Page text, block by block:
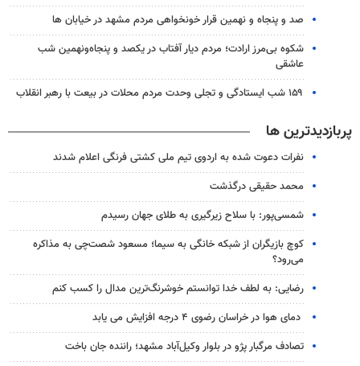
صد و پنجاه و نهمین قرار خونخواهی مردم مشهد در خیابان ها
شکوه بی‌مرز ارادت؛ مردم دیار آفتاب در یکصد و پنجاه‌ونهمین شب
عاشقی
۱۵۹ شب ایستادگی و تجلی وحدت مردم محلات در بیعت با رهبر انقلاب
پربازدیدترین ها
نفرات دعوت شده به اردوی تیم ملی کشتی فرنگی اعلام شدند
محمد حقیقی درگذشت
شمسی‌پور: با سلاح زیرگیری به طلای جهان رسیدم
کوچ بازیگران از شبکه خانگی به سیما؛ مسعود شصت‌چی به مذاکره
می‌رود؟
رضایی: به لطف خدا توانستم خوشرنگ‌ترین مدال را کسب کنم
دمای هوا در خراسان رضوی ۴ درجه افزایش می یابد
تصادف مرگبار پژو در بلوار وکیل‌آباد مشهد؛ راننده جان باخت